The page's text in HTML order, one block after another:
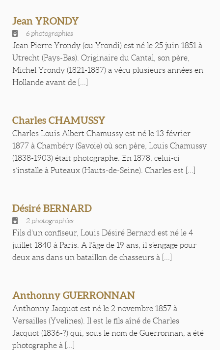
Jean YRONDY
6 photographies
Jean Pierre Yrondy (ou Yrondi) est né le 25 juin 1851 à
Utrecht (Pays-Bas). Originaire du Cantal, son père,
Michel Yrondy (1821-1887) a vécu plusieurs années en
Hollande avant de [...]
Charles CHAMUSSY
Charles Louis Albert Chamussy est né le 13 février
1877 à Chambéry (Savoie) où son père, Louis Chamussy
(1838-1903) était photographe. En 1878, celui-ci
s’installe à Puteaux (Hauts-de-Seine). Charles est [...]
Désiré BERNARD
2 photographies
Fils d'un confiseur, Louis Désiré Bernard est né le 4
juillet 1840 à Paris. A l’âge de 19 ans, il s’engage pour
deux ans dans un bataillon de chasseurs à [...]
Anthonny GUERRONNAN
Anthonny Jacquot est né le 2 novembre 1857 à
Versailles (Yvelines). Il est le fils aîné de Charles
Jacquot (1836-?) qui, sous le nom de Guerronnan, a été
photographe à [...]